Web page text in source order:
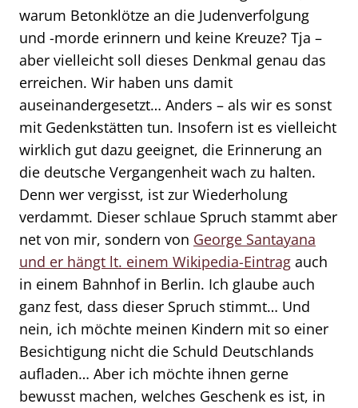
warum Betonklötze an die Judenverfolgung
und -morde erinnern und keine Kreuze? Tja –
aber vielleicht soll dieses Denkmal genau das
erreichen. Wir haben uns damit
auseinandergesetzt… Anders – als wir es sonst
mit Gedenkstätten tun. Insofern ist es vielleicht
wirklich gut dazu geeignet, die Erinnerung an
die deutsche Vergangenheit wach zu halten.
Denn wer vergisst, ist zur Wiederholung
verdammt. Dieser schlaue Spruch stammt aber
net von mir, sondern von George Santayana
und er hängt lt. einem Wikipedia-Eintrag auch
in einem Bahnhof in Berlin. Ich glaube auch
ganz fest, dass dieser Spruch stimmt… Und
nein, ich möchte meinen Kindern mit so einer
Besichtigung nicht die Schuld Deutschlands
aufladen… Aber ich möchte ihnen gerne
bewusst machen, welches Geschenk es ist, in